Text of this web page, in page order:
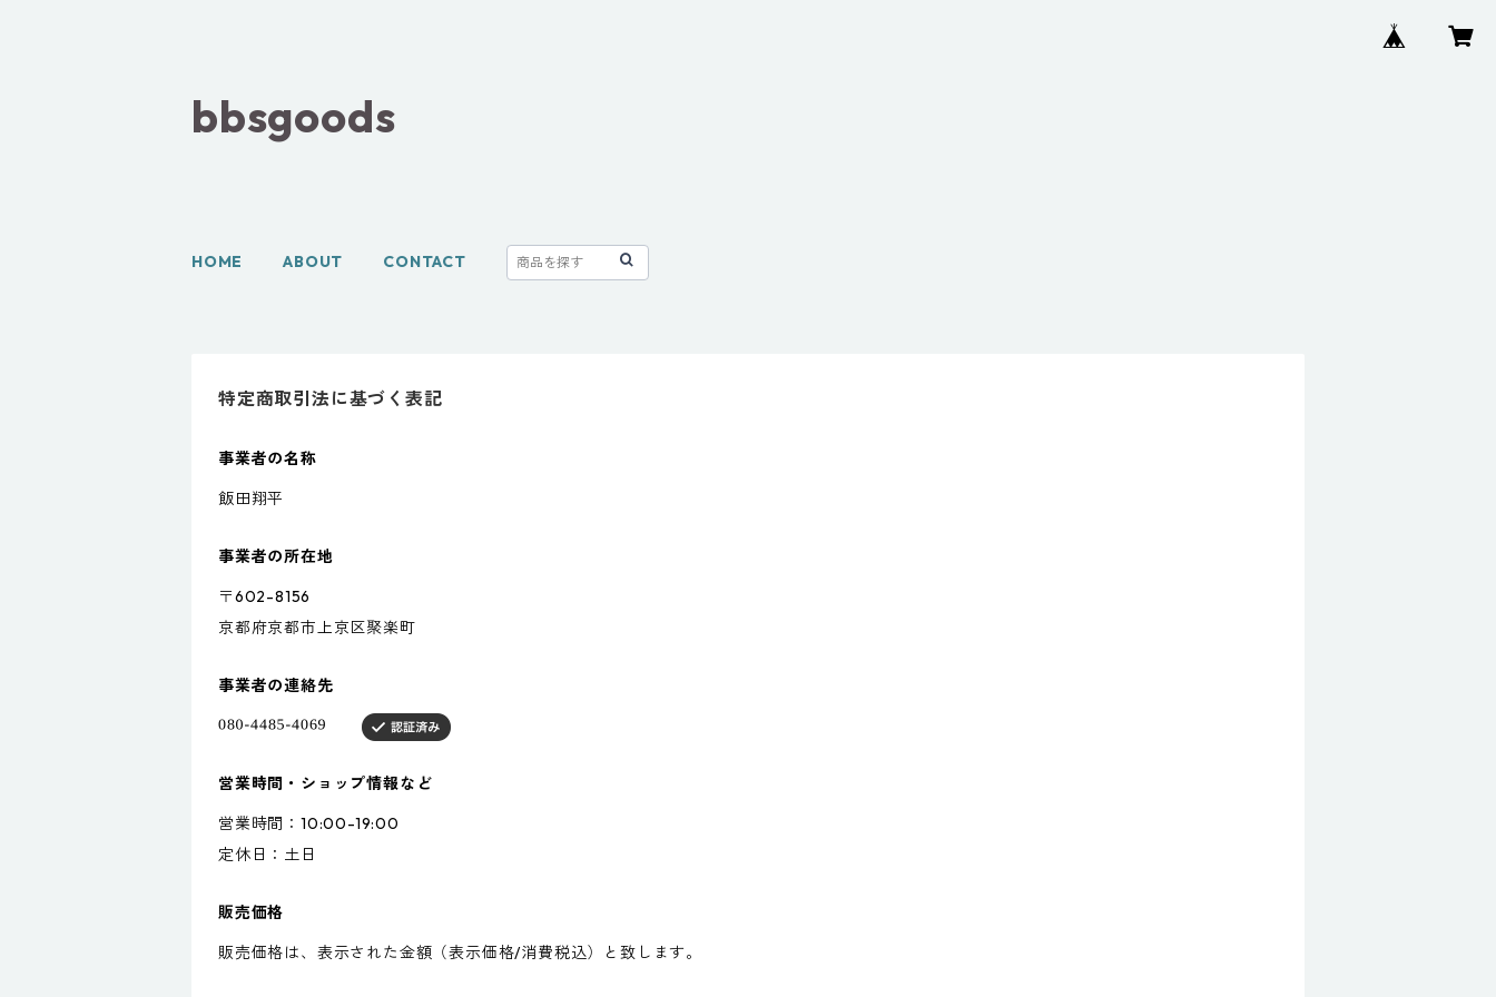
bbsgoods
HOME ABOUT CONTACT
特定商取引法に基づく表記
事業者の名称
飯田翔平
事業者の所在地
〒602-8156
京都府京都市上京区聚楽町
事業者の連絡先
営業時間・ショップ情報など
営業時間：10:00-19:00
定休日：土日
販売価格
販売価格は、表示された金額（表示価格/消費税込）と致します。